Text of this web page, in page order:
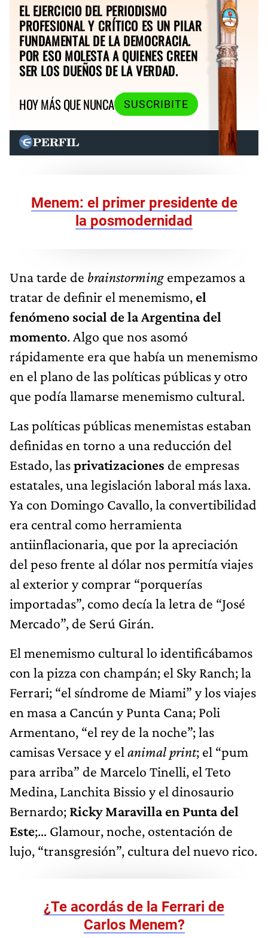
EL EJERCICIO DEL PERIODISMO
PROFESIONAL Y CRÍTICO ES UN PILAR
FUNDAMENTAL DE LA DEMOCRACIA.
POR ESO MOLESTA A QUIENES CREEN
SER LOS DUEÑOS DE LA VERDAD.
HOY MÁS QUE NUNCA
SUSCRIBITE
Menem: el primer presidente de
la posmodernidad
Una tarde de brainstorming empezamos a
tratar de definir el menemismo, el
fenómeno social de la Argentina del
momento. Algo que nos asomó
rápidamente era que había un menemismo
en el plano de las políticas públicas y otro
que podía llamarse menemismo cultural.
Las políticas públicas menemistas estaban
definidas en torno a una reducción del
Estado, lasprivatizaciones de empresas
estatales, una legislación laboral más laxa.
Ya con Domingo Cavallo, la convertibilidad
era central como herramienta
antiinflacionaria, que por la apreciación
del peso frente al dólar nos permitía viajes
al exterior y comprar “porquerías
importadas”, como decía la letra de “José
Mercado”, de Serú Girán.
El menemismo cultural lo identificábamos
con la pizza con champán; el Sky Ranch; la
Ferrari; “el síndrome de Miami” y los viajes
en masa a Cancún y Punta Cana; Poli
Armentano, “el rey de la noche”; las
camisas Versace y el animal print; el “pum
para arriba” de Marcelo Tinelli, el Teto
Medina, Lanchita Bissio y el dinosaurio
Bernardo; Ricky Maravilla en Punta del
Este;… Glamour, noche, ostentación de
lujo, “transgresión”, cultura del nuevo rico.
¿Te acordás de la Ferrari de
Carlos Menem?